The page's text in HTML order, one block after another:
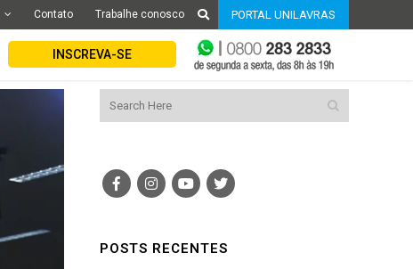
Contato Trabalhe conosco PORTAL UNILAVRAS
INSCREVA-SE
POSTS RECENTES